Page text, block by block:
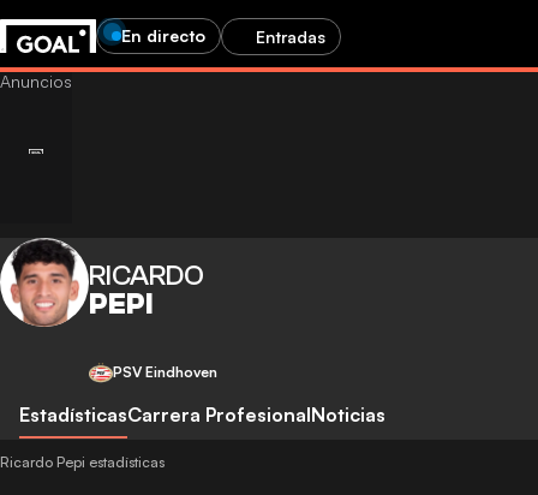
En directo Entradas
RICARDO
PEPI
PSV Eindhoven
EstadísticasCarrera ProfesionalNoticias
Ricardo Pepi estadísticas